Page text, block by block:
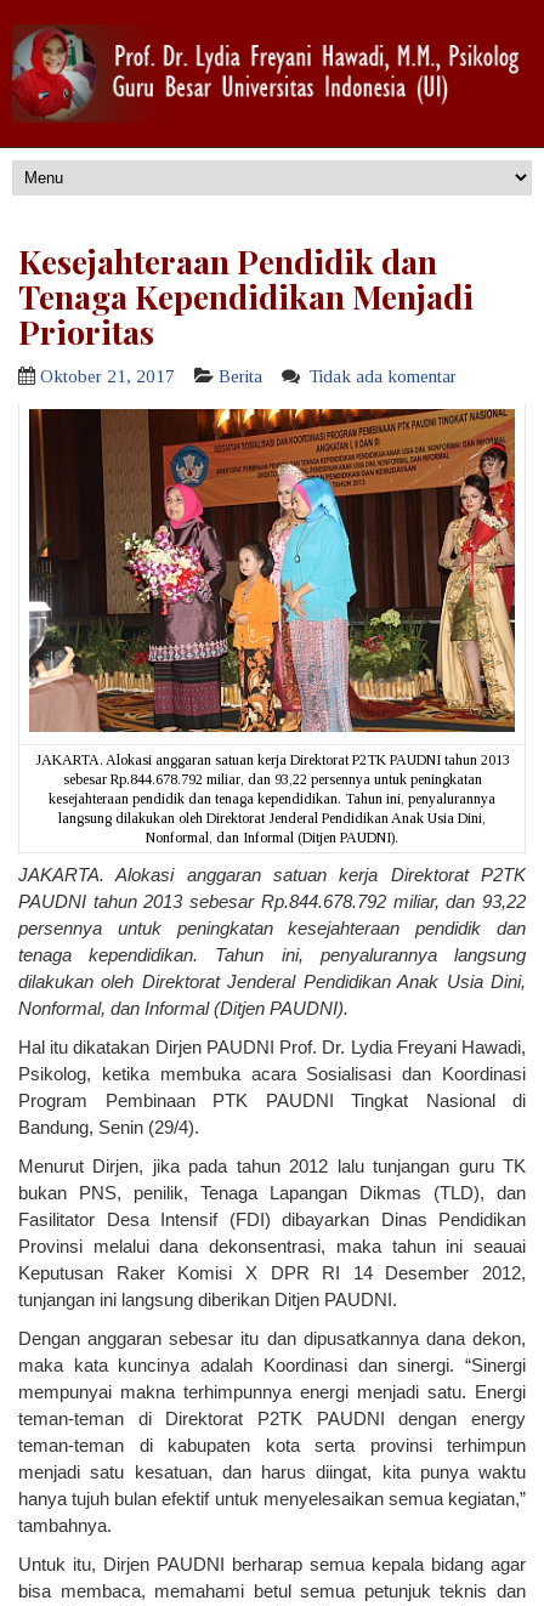
Kesejahteraan Pendidik dan
Tenaga Kependidikan Menjadi
Prioritas
Oktober 21, 2017 Berita Tidak ada komentar
JAKARTA. Alokasi anggaran satuan kerja Direktorat P2TK PAUDNI tahun 2013
sebesar Rp.844.678.792 miliar, dan 93,22 persennya untuk peningkatan
kesejahteraan pendidik dan tenaga kependidikan. Tahun ini, penyalurannya
langsung dilakukan oleh Direktorat Jenderal Pendidikan Anak Usia Dini,
Nonformal, dan Informal (Ditjen PAUDNI).
JAKARTA. Alokasi anggaran satuan kerja Direktorat P2TK
PAUDNI tahun 2013 sebesar Rp.844.678.792 miliar, dan 93,22
persennya untuk peningkatan kesejahteraan pendidik dan
tenaga kependidikan. Tahun ini, penyalurannya langsung
dilakukan oleh Direktorat Jenderal Pendidikan Anak Usia Dini,
Nonformal, dan Informal (Ditjen PAUDNI).
Hal itu dikatakan Dirjen PAUDNI Prof. Dr. Lydia Freyani Hawadi,
Psikolog, ketika membuka acara Sosialisasi dan Koordinasi
Program Pembinaan PTK PAUDNI Tingkat Nasional di
Bandung, Senin (29/4).
Menurut Dirjen, jika pada tahun 2012 lalu tunjangan guru TK
bukan PNS, penilik, Tenaga Lapangan Dikmas (TLD), dan
Fasilitator Desa Intensif (FDI) dibayarkan Dinas Pendidikan
Provinsi melalui dana dekonsentrasi, maka tahun ini seauai
Keputusan Raker Komisi X DPR RI 14 Desember 2012,
tunjangan ini langsung diberikan Ditjen PAUDNI.
Dengan anggaran sebesar itu dan dipusatkannya dana dekon,
maka kata kuncinya adalah Koordinasi dan sinergi. “Sinergi
mempunyai makna terhimpunnya energi menjadi satu. Energi
teman-teman di Direktorat P2TK PAUDNI dengan energy
teman-teman di kabupaten kota serta provinsi terhimpun
menjadi satu kesatuan, dan harus diingat, kita punya waktu
hanya tujuh bulan efektif untuk menyelesaikan semua kegiatan,”
tambahnya.
Untuk itu, Dirjen PAUDNI berharap semua kepala bidang agar
bisa membaca, memahami betul semua petunjuk teknis dan